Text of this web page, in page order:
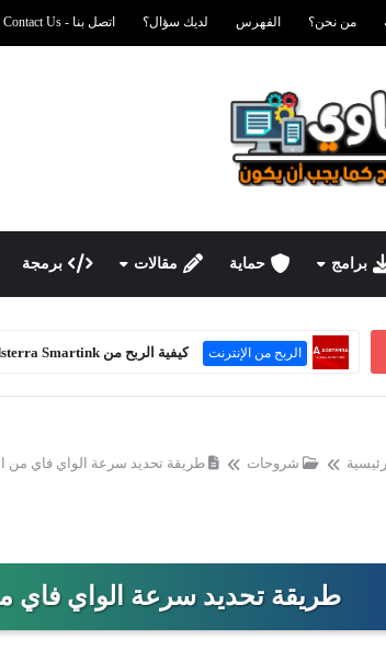
من نحن؟ الفهرس لديك سؤال؟ اتصل بنا - Contact Us
برامج حماية مقالات برمجة
الربح من الإنترنت كيفية الربح من Adsterra Smartink حتى بدون موقع إلكتروني
شروحات طريقة تحديد سرعة الواي فاي من
طريقة تحديد سرعة الواي فاي